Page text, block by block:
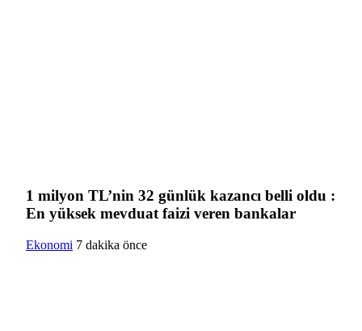
1 milyon TL’nin 32 günlük kazancı belli oldu :
En yüksek mevduat faizi veren bankalar
Ekonomi 7 dakika önce